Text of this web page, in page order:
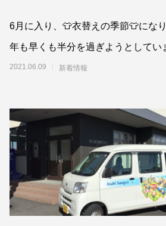
6月に入り、👕衣替えの季節👕にな
年も早くも半分を過ぎようとしてい
田植え作業🌾をされているのを眺め
2021.06.09 新着情報